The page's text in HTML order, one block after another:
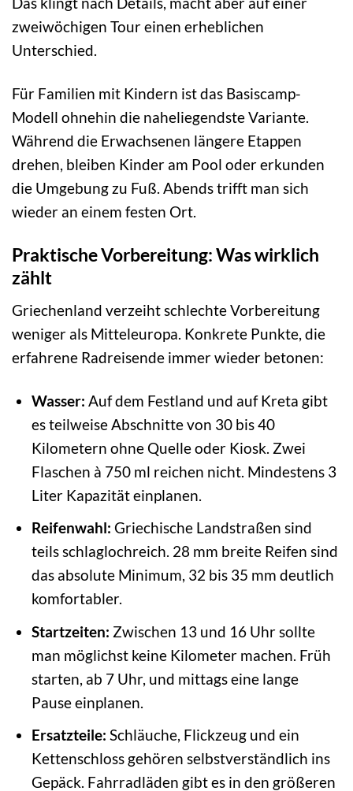
zweiwöchigen Tour einen erheblichen
Unterschied.
Für Familien mit Kindern ist das Basiscamp-
Modell ohnehin die naheliegendste Variante.
Während die Erwachsenen längere Etappen
drehen, bleiben Kinder am Pool oder erkunden
die Umgebung zu Fuß. Abends trifft man sich
wieder an einem festen Ort.
Praktische Vorbereitung: Was wirklich
zählt
Griechenland verzeiht schlechte Vorbereitung
weniger als Mitteleuropa. Konkrete Punkte, die
erfahrene Radreisende immer wieder betonen:
Wasser: Auf dem Festland und auf Kreta gibt
es teilweise Abschnitte von 30 bis 40
Kilometern ohne Quelle oder Kiosk. Zwei
Flaschen à 750 ml reichen nicht. Mindestens 3
Liter Kapazität einplanen.
Reifenwahl: Griechische Landstraßen sind
teils schlaglochreich. 28 mm breite Reifen sind
das absolute Minimum, 32 bis 35 mm deutlich
komfortabler.
Startzeiten: Zwischen 13 und 16 Uhr sollte
man möglichst keine Kilometer machen. Früh
starten, ab 7 Uhr, und mittags eine lange
Pause einplanen.
Ersatzteile: Schläuche, Flickzeug und ein
Kettenschloss gehören selbstverständlich ins
Gepäck. Fahrradläden gibt es in den größeren